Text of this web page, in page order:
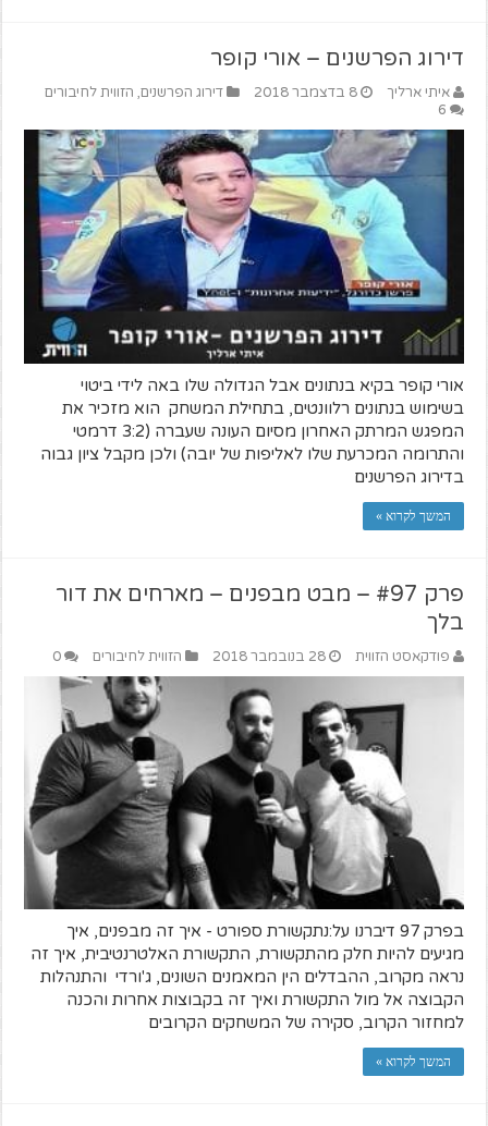
דירוג הפרשנים – אורי קופר
איתי ארליך 8 בדצמבר 2018 דירוג הפרשנים, הזווית לחיבורים
6
אורי קופר בקיא בנתונים אבל הגדולה שלו באה לידי ביטוי
בשימוש בנתונים רלוונטים, בתחילת המשחק הוא מזכיר את
המפגש המרתק האחרון מסיום העונה שעברה (3:2 דרמטי
והתרומה המכרעת שלו לאליפות של יובה) ולכן מקבל ציון גבוה
בדירוג הפרשנים
המשך לקרוא »
פרק #97 – מבט מבפנים – מארחים את דור
בלך
פודקאסט הזווית 28 בנובמבר 2018 הזווית לחיבורים 0
בפרק 97 דיברנו על:נתקשורת ספורט - איך זה מבפנים, איך
מגיעים להיות חלק מהתקשורת, התקשורת האלטרנטיבית, איך זה
נראה מקרוב, ההבדלים הין המאמנים השונים, ג'ורדי והתנהלות
הקבוצה אל מול התקשורת ואיך זה בקבוצות אחרות והכנה
למחזור הקרוב, סקירה של המשחקים הקרובים
המשך לקרוא »